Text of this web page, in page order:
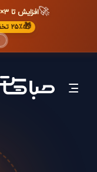
🚀افزایش تا ۳× سرعت وب‌سایت + دیده شدن در گوگل
🎁۲۵٪ تخفیف دائمی CDN